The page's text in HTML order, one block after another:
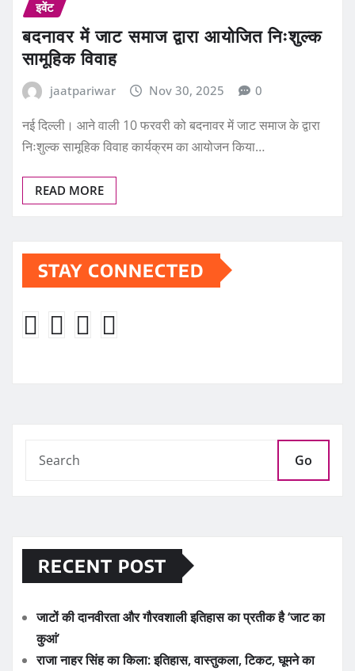
इवेंट
बदनावर में जाट समाज द्वारा आयोजित निःशुल्क
सामूहिक विवाह
jaatpariwar Nov 30, 2025 0
नई दिल्ली। आने वाली 10 फरवरी को बदनावर में जाट समाज के द्वारा
निःशुल्क सामूहिक विवाह कार्यक्रम का आयोजन किया…
READ MORE
STAY CONNECTED
Go
RECENT POST
जाटों की दानवीरता और गौरवशाली इतिहास का प्रतीक है ‘जाट का
कुआं’
राजा नाहर सिंह का किला: इतिहास, वास्तुकला, टिकट, घूमने का